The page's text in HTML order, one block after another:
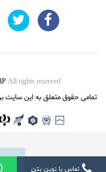
All rights reserved
تمامی حقوق متعلق به این سایت
واتساپ نوین بتن
تماس با نوین بتن